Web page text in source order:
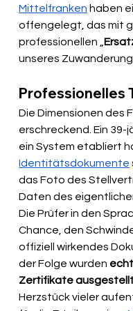
Mittelfranken haben
offengelegt, das mit
professionellen „
unseres
Professionelles
Die Dimensionen des
erschreckend. Ein 39-
ein System etabliert
Identitätsdokumente
das Foto des
Daten des
Die Prüfer in den
Chance, den
offiziell wirkendes
der Folge wurden
Zertifikate
Herzstück vieler